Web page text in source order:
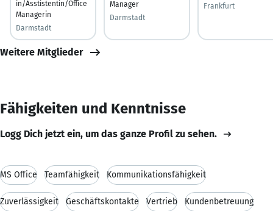
in/Asstistentin/Office
Managerin
Darmstadt
Manager
Darmstadt
Frankfurt
Weitere Mitglieder
Fähigkeiten und Kenntnisse
Logg Dich jetzt ein, um das ganze Profil zu sehen.
MS Office Teamfähigkeit Kommunikationsfähigkeit
Zuverlässigkeit Geschäftskontakte Vertrieb Kundenbetreuung